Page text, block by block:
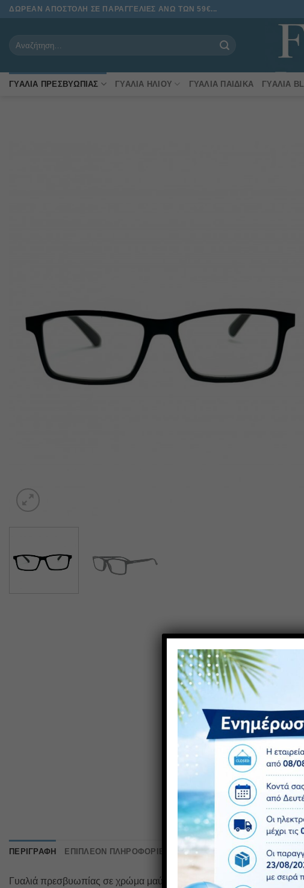
Μετάβαση
ΔΩΡΕΑΝ ΑΠΟΣΤΟΛΗ ΣΕ ΠΑΡΑΓΓΕΛΙΕΣ ΑΝΩ ΤΩΝ 59€...
ΓΥΑΛΙΆ ΠΡΕΣΒΥΩΠΊΑΣ ΓΥΑΛΙΆ ΗΛΊΟΥ ΓΥΑΛΙΆ ΠΑΙΔΙΚΆ ΓΥΑΛΙΆ
ΠΕΡΙΓΡΑΦΉ ΕΠΙΠΛΈΟΝ ΠΛΗΡΟΦΟΡΊΕΣ
Γυαλιά πρεσβυωπίας σε χρώμα μαύρο.Μοντέλο unisex.Πιστοποίηση